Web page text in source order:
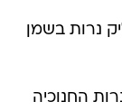
נרות בשמן
החנוכיה